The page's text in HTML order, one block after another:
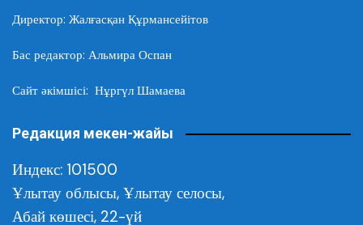
Директор: Жалғасқан Құрмансейітов
Бас редактор: Альмира Оспан
Сайт әкімшісі: Нұргүл Шамаева
Редакция мекен-жайы
Индекс: 101500
Ұлытау облысы, Ұлытау селосы,
Абай көшесі, 22-үй